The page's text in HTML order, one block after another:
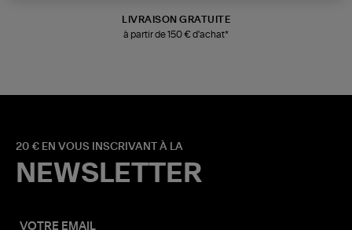
LIVRAISON GRATUITE
à partir de 150 € d'achat*
20 € EN VOUS INSCRIVANT À LA
NEWSLETTER